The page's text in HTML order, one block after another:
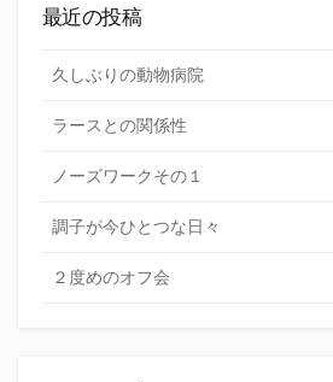
最近の投稿
久しぶりの動物病院
ラースとの関係性
ノーズワークその１
調子が今ひとつな日々
２度めのオフ会